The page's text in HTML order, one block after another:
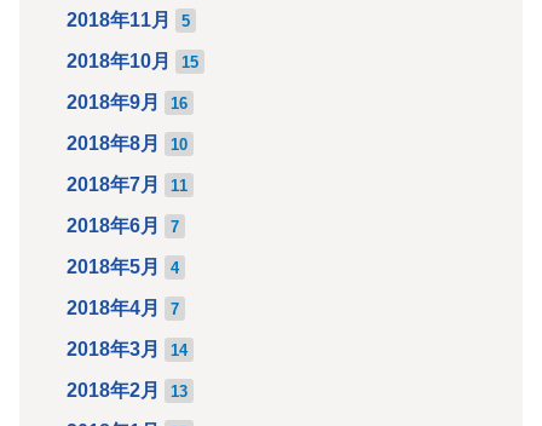
2018年11月 5
2018年10月 15
2018年9月 16
2018年8月 10
2018年7月 11
2018年6月 7
2018年5月 4
2018年4月 7
2018年3月 14
2018年2月 13